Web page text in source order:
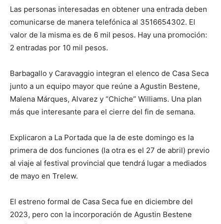
Las personas interesadas en obtener una entrada deben
comunicarse de manera telefónica al 3516654302. El
valor de la misma es de 6 mil pesos. Hay una promoción:
2 entradas por 10 mil pesos.
Barbagallo y Caravaggio integran el elenco de Casa Seca
junto a un equipo mayor que reúne a Agustin Bestene,
Malena Márques, Alvarez y “Chiche” Williams. Una plan
más que interesante para el cierre del fin de semana.
Explicaron a La Portada que la de este domingo es la
primera de dos funciones (la otra es el 27 de abril) previo
al viaje al festival provincial que tendrá lugar a mediados
de mayo en Trelew.
El estreno formal de Casa Seca fue en diciembre del
2023, pero con la incorporación de Agustin Bestene